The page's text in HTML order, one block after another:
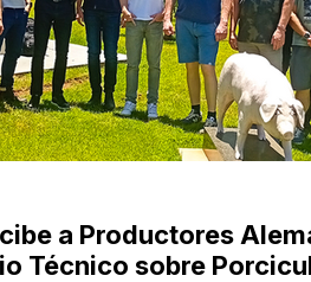
a Productores
Técnico sobre